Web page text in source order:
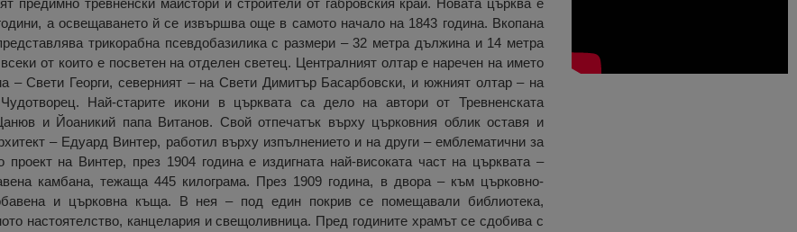
предимно тревненски майстори и строители от габровския край. Новата църква е
а освещаването й се извършва още в самото начало на 1843 година. Вкопана
трикорабна псевдобазилика с размери – 32 метра дължина и 14 метра
от които е посветен на отделен светец. Централният олтар е наречен на името
– Свети Георги, северният – на Свети Димитър Басарбовски, и южният олтар – на
Най-старите икони в църквата са дело на автори от Тревненската
и Йоаникий папа Витанов. Свой отпечатък върху църковния облик оставя и
– Едуард Винтер, работил върху изпълнението и на други – емблематични за
на Винтер, през 1904 година е издигната най-високата част на църквата –
камбана, тежаща 445 килограма. През 1909 година, в двора – към църковно-
и църковна къща. В нея – под един покрив се помещавали библиотека,
настоятелство, канцелария и свещоливница. Пред годините храмът се сдобива с